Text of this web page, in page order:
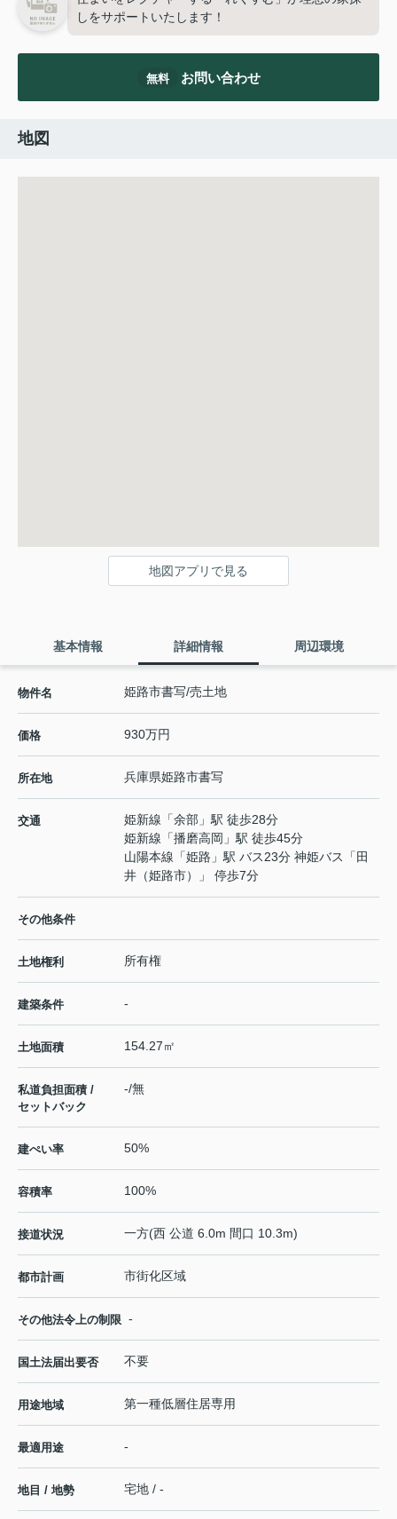
しをサポートいたします！
無料 お問い合わせ
地図
地図アプリで見る
基本情報 詳細情報 周辺環境
物件名 姫路市書写/売土地
価格 930万円
所在地 兵庫県姫路市書写
交通 姫新線 「余部 」駅 徒歩28分
姫新線 「播磨高岡 」駅 徒歩45分
山陽本線 「姫路 」駅 バス23分 神姫バス「田
井（姫路市）」 停歩7分
その他条件
土地権利 所有権
建築条件 -
土地面積 154.27㎡
私道負担面積 /
セットバック
-/無
建ぺい率 50%
容積率 100%
接道状況 一方(西 公道 6.0m 間口 10.3m)
都市計画 市街化区域
その他法令上の制限 -
国土法届出要否 不要
用途地域 第一種低層住居専用
最適用途 -
地目 / 地勢 宅地 / -